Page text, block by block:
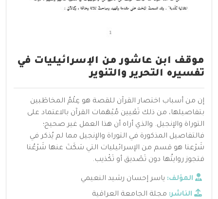
موقف ابن عاشور من الإسرائيليات في
تفسيره التحرير والتنوير
إن من أسباب اختصار القرآن للقصة هو عِلْمُ المخاطَبين
بتفاصيلها، من ذلك تَعْيين مُبْهَمات القرآن بالاعتماد على
التوراة والإنجيل. والذي أراه أن هذا العمل غير صحيح؛
فالتفاصيل المذكورة في التوراة والإنجيل مما لم يُذكر في
شَرْعنا هو قسم من الإسرائيليات التي سَكَتَ عنها شَرْعُنا
فتجوز روايتُها دون تَصْديق أو تَكْذيب.
المؤلف: ياسر إحسان رشيد النعيمي
الناشر: مجلة الجامعة العراقية